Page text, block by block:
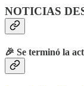
NOTICIAS
🎉 Se terminó la